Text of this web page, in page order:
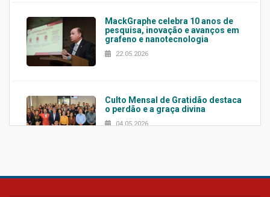
MackGraphe celebra 10 anos de
pesquisa, inovação e avanços em
grafeno e nanotecnologia
22.05.2026
Culto Mensal de Gratidão destaca
o perdão e a graça divina
04.05.2026
Confira como foi o culto mensal